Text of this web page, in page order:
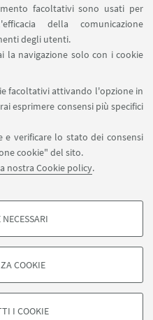
facoltativi sono usati per
della comunicazione
degli utenti.
la navigazione solo con i cookie
facoltativi attivando l'opzione in
esprimere consensi più specifici
e verificare lo stato dei consensi
cookie" del sito.
nostra Cookie policy.
comportamento sul sito, per analisi
COOKIE
I COOKIE
LUMO guida la
del futuro.
#LUMO
STUDIORUM - Università di